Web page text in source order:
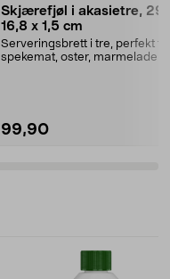
Skjærefjøl i akasietre, 29 x
16,8 x 1,5 cm
Serveringsbrett i tre, perfekt til
spekemat, oster, marmelade og
99,90